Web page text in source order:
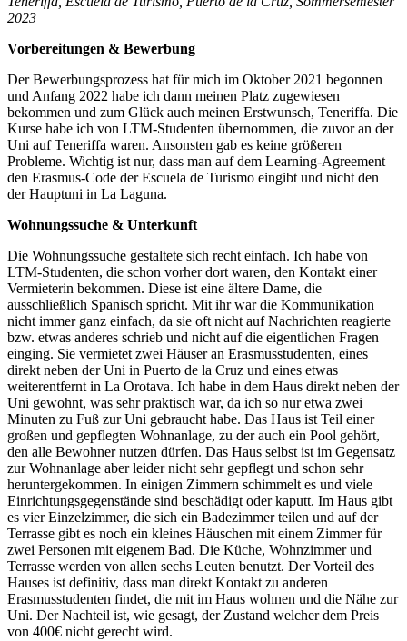
2023
Vorbereitungen & Bewerbung
Der Bewerbungsprozess hat für mich im Oktober 2021 begonnen
und Anfang 2022 habe ich dann meinen Platz zugewiesen
bekommen und zum Glück auch meinen Erstwunsch, Teneriffa. Die
Kurse habe ich von LTM-Studenten übernommen, die zuvor an der
Uni auf Teneriffa waren. Ansonsten gab es keine größeren
Probleme. Wichtig ist nur, dass man auf dem Learning-Agreement
den Erasmus-Code der Escuela de Turismo eingibt und nicht den
der Hauptuni in La Laguna.
Wohnungssuche & Unterkunft
Die Wohnungssuche gestaltete sich recht einfach. Ich habe von
LTM-Studenten, die schon vorher dort waren, den Kontakt einer
Vermieterin bekommen. Diese ist eine ältere Dame, die
ausschließlich Spanisch spricht. Mit ihr war die Kommunikation
nicht immer ganz einfach, da sie oft nicht auf Nachrichten reagierte
bzw. etwas anderes schrieb und nicht auf die eigentlichen Fragen
einging. Sie vermietet zwei Häuser an Erasmusstudenten, eines
direkt neben der Uni in Puerto de la Cruz und eines etwas
weiterentfernt in La Orotava. Ich habe in dem Haus direkt neben der
Uni gewohnt, was sehr praktisch war, da ich so nur etwa zwei
Minuten zu Fuß zur Uni gebraucht habe. Das Haus ist Teil einer
großen und gepflegten Wohnanlage, zu der auch ein Pool gehört,
den alle Bewohner nutzen dürfen. Das Haus selbst ist im Gegensatz
zur Wohnanlage aber leider nicht sehr gepflegt und schon sehr
heruntergekommen. In einigen Zimmern schimmelt es und viele
Einrichtungsgegenstände sind beschädigt oder kaputt. Im Haus gibt
es vier Einzelzimmer, die sich ein Badezimmer teilen und auf der
Terrasse gibt es noch ein kleines Häuschen mit einem Zimmer für
zwei Personen mit eigenem Bad. Die Küche, Wohnzimmer und
Terrasse werden von allen sechs Leuten benutzt. Der Vorteil des
Hauses ist definitiv, dass man direkt Kontakt zu anderen
Erasmusstudenten findet, die mit im Haus wohnen und die Nähe zur
Uni. Der Nachteil ist, wie gesagt, der Zustand welcher dem Preis
von 400€ nicht gerecht wird.